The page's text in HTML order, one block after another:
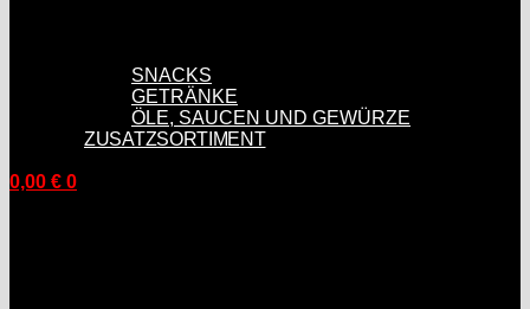
SNACKS
GETRÄNKE
ÖLE, SAUCEN UND GEWÜRZE
ZUSATZSORTIMENT
0,00 € 0